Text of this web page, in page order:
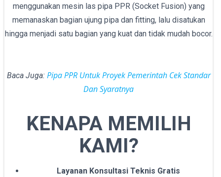
menggunakan mesin las pipa PPR (Socket Fusion) yang
memanaskan bagian ujung pipa dan fitting, lalu disatukan
hingga menjadi satu bagian yang kuat dan tidak mudah bocor.
Baca Juga: Pipa PPR Untuk Proyek Pemerintah Cek Standar
Dan Syaratnya
KENAPA MEMILIH
KAMI?
Layanan Konsultasi Teknis Gratis